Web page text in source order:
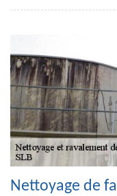
Nettoyage de